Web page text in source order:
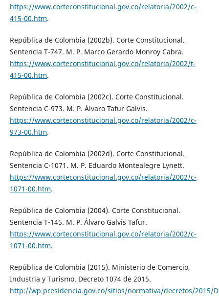
https://www.corteconstitucional.gov.co/relatoria/2002/c-
415-00.htm.
República de Colombia (2002b). Corte Constitucional.
Sentencia T-747. M. P. Marco Gerardo Monroy Cabra.
https://www.corteconstitucional.gov.co/relatoria/2002/t-
415-00.htm.
República de Colombia (2002c). Corte Constitucional.
Sentencia C-973. M. P. Álvaro Tafur Galvis.
https://www.corteconstitucional.gov.co/relatoria/2002/c-
973-00.htm.
República de Colombia (2002d). Corte Constitucional.
Sentencia C-1071. M. P. Eduardo Montealegre Lynett.
https://www.corteconstitucional.gov.co/relatoria/2002/c-
1071-00.htm.
República de Colombia (2004). Corte Constitucional.
Sentencia T-145. M. P. Álvaro Galvis Tafur.
https://www.corteconstitucional.gov.co/relatoria/2002/c-
1071-00.htm.
República de Colombia (2015). Ministerio de Comercio,
Industria y Turismo. Decreto 1074 de 2015.
http://wp.presidencia.gov.co/sitios/normativa/decretos/2015/